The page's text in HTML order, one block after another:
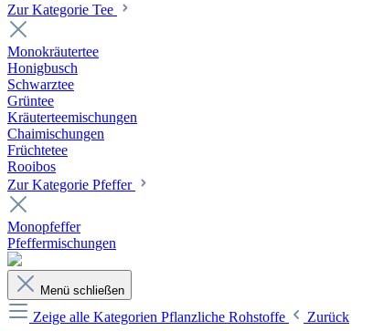
Zur Kategorie Tee
Monokräutertee
Honigbusch
Schwarztee
Grüntee
Kräuterteemischungen
Chaimischungen
Früchtetee
Rooibos
Zur Kategorie Pfeffer
Monopfeffer
Pfeffermischungen
Menü schließen
Zeige alle Kategorien Pflanzliche Rohstoffe
Zurück